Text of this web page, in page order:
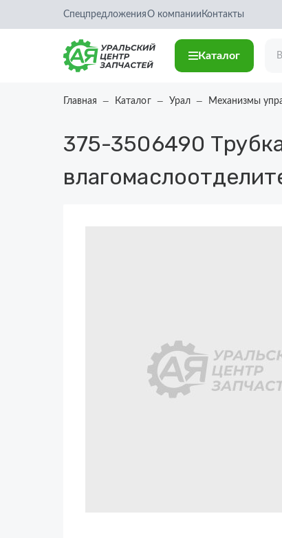
СпецпредложенияО компании Контакты
Каталог
Главная Каталог Урал Механизмы
375-3506490